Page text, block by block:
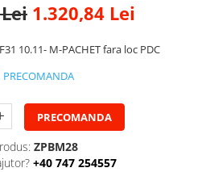
1.320,84 Lei
10.11- M-PACHET fara loc PDC
PRECOMANDA
PRECOMANDA
ZPBM28
+40 747 254557